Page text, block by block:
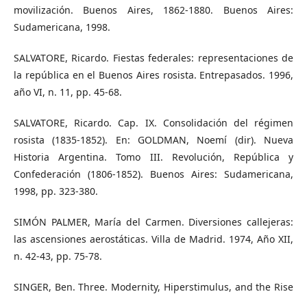
movilización. Buenos Aires, 1862-1880. Buenos Aires:
Sudamericana, 1998.
SALVATORE, Ricardo. Fiestas federales: representaciones de
la república en el Buenos Aires rosista. Entrepasados. 1996,
año VI, n. 11, pp. 45-68.
SALVATORE, Ricardo. Cap. IX. Consolidación del régimen
rosista (1835-1852). En: GOLDMAN, Noemí (dir). Nueva
Historia Argentina. Tomo III. Revolución, República y
Confederación (1806-1852). Buenos Aires: Sudamericana,
1998, pp. 323-380.
SIMÓN PALMER, María del Carmen. Diversiones callejeras:
las ascensiones aerostáticas. Villa de Madrid. 1974, Año XII,
n. 42-43, pp. 75-78.
SINGER, Ben. Three. Modernity, Hiperstimulus, and the Rise